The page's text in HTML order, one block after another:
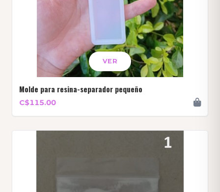
VER
Molde para resina-separador pequeño
C$115.00